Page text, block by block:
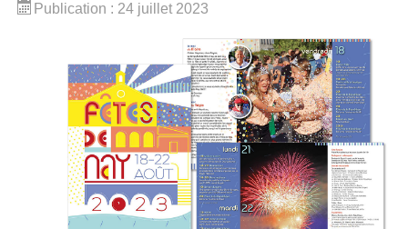
Publication : 24 juillet 2023